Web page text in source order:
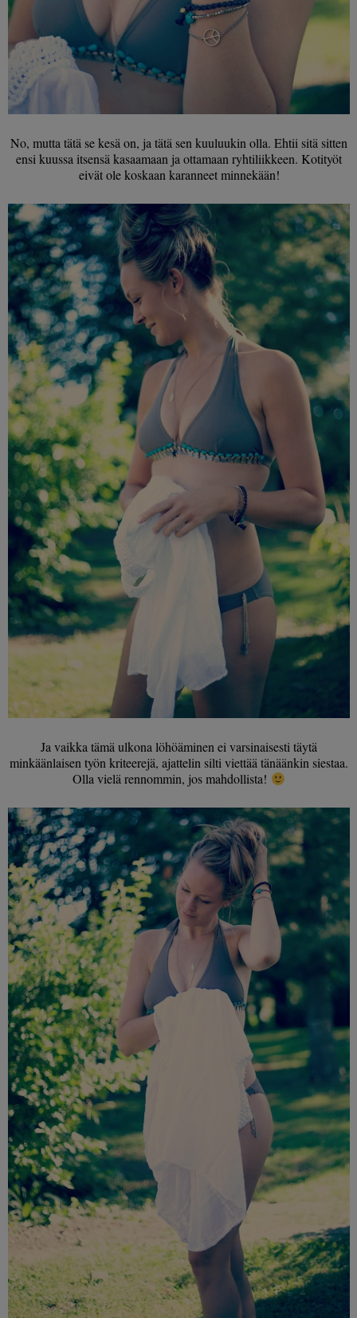
No, mutta tätä se kesä on, ja tätä sen kuuluukin olla. Ehtii sitä sitten
ensi kuussa itsensä kasaamaan ja ottamaan ryhtiliikkeen. Kotityöt
eivät ole koskaan karanneet minnekään!
Ja vaikka tämä ulkona löhöäminen ei varsinaisesti täytä
minkäänlaisen työn kriteerejä, ajattelin silti viettää tänäänkin siestaa.
Olla vielä rennommin, jos mahdollista!